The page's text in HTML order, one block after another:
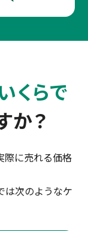
くらで
か？
際に売れる価格
は次のようなケ